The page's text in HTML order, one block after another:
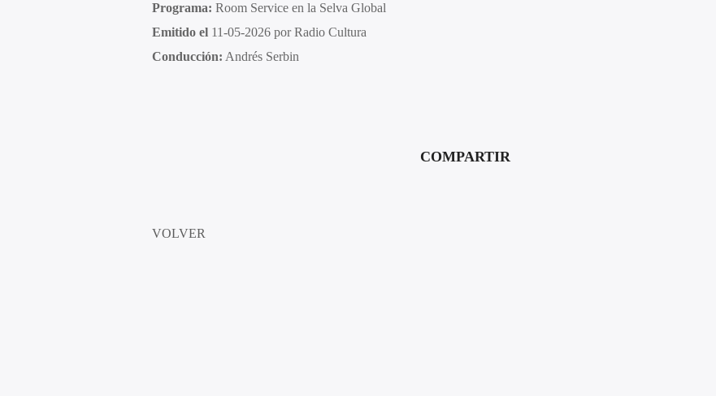
Programa: Room Service en la Selva Global
Emitido el11-05-2026 por Radio Cultura
Conducción: Andrés Serbin
COMPARTIR
VOLVER